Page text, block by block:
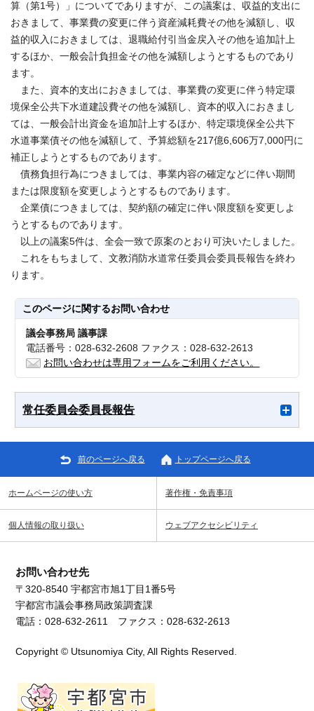
算（第1号）」についてでありますが、この議案は、収益的支出に
おきまして、事業費の変更に伴う資産減耗費その他を減額し、収
益的収入におきましては、退職給付引当金戻入その他を追加計上
するほか、一般会計負担金その他を減額しようとするものであり
ます。
また、資本的支出におきましては、事業費の変更に伴う特定環
境保全公共下水道建設費その他を減額し、資本的収入におきまし
ては、一般会計出資金を追加計上するほか、特定環境保全公共下
水道事業債その他を減額して、予算総額を217億6,606万7,000円に
補正しようとするものであります。
債務負担行為につきましては、事業内容の確定などに伴い期間
または限度額を変更しようとするものであります。
企業債につきましては、契約額の確定に伴い限度額を変更しよ
うとするものであります。
以上の議案5件は、全会一致で原案のとおり可決いたしました。
これをもちまして、文教消防水道常任委員会委員長報告を終わ
ります。
このページに関するお問い合わせ
議会事務局 議事課
電話番号：028-632-2608 ファクス：028-632-2613
お問い合わせは専用フォームをご利用ください。
常任委員会委員長報告
前のページへ戻る トップページへ戻る
ホームページの使い方 著作権・免責事項
個人情報の取り扱い ウェブアクセシビリティ
お問い合わせ先
〒320-8540 宇都宮市旭1丁目1番5号
宇都宮市議会事務局政策調査課
電話：028-632-2611 ファクス：028-632-2613
Copyright © Utsunomiya City, All Rights Reserved.